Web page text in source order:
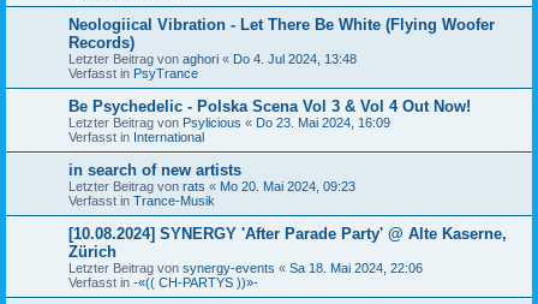
Neologiical Vibration - Let There Be White (Flying Woofer
Records)
Letzter Beitrag von aghori « Do 4. Jul 2024, 13:48
Verfasst in PsyTrance
Be Psychedelic - Polska Scena Vol 3 & Vol 4 Out Now!
Letzter Beitrag von Psylicious « Do 23. Mai 2024, 16:09
Verfasst in International
in search of new artists
Letzter Beitrag von rats « Mo 20. Mai 2024, 09:23
Verfasst in Trance-Musik
[10.08.2024] SYNERGY 'After Parade Party' @ Alte Kaserne,
Zürich
Letzter Beitrag von synergy-events « Sa 18. Mai 2024, 22:06
Verfasst in -«(( CH-PARTYS ))»-